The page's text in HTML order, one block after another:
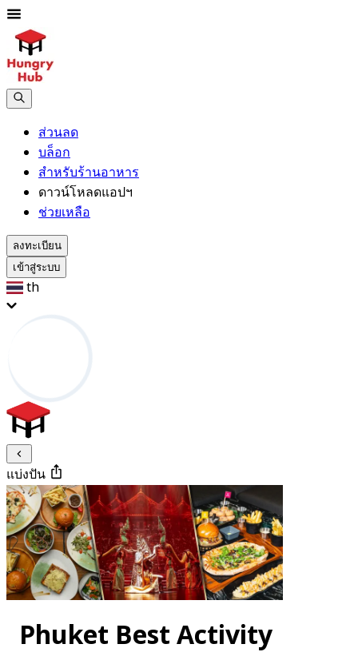
ส่วนลด
บล็อก
สำหรับร้านอาหาร
ดาวน์โหลดแอปฯ
ช่วยเหลือ
ลงทะเบียน
เข้าสู่ระบบ
th
แบ่งปัน
Phuket Best Activity